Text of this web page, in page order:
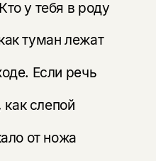
у тебя в роду
туман лежат
Если речь
как слепой
от ножа